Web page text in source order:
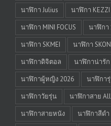
นาฬิกา Julius
นาฬิกา KEZZI
นาฬิกา MINI FOCUS
นาฬิกา
นาฬิกา SKMEI
นาฬิกา
นาฬิกาดิจิตอล
นาฬิกาน่ารัก
นาฬิกาผู้หญิง 2026
นาฬิกา
นาฬิกาวัยรุ่น
นาฬิกาสาย
นาฬิกาสายหนัง
นาฬิกาสีดำ